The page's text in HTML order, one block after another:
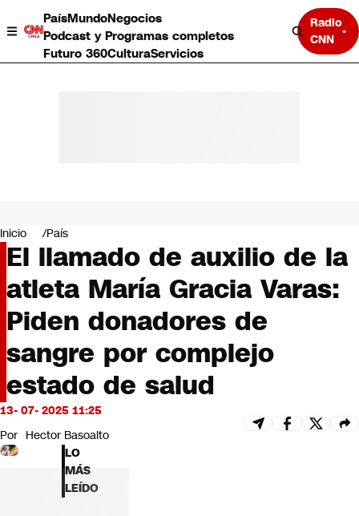
PaísMundoNegocios
Podcast y Programas completos
Futuro 360CulturaServicios
Radio
CNN
Negocios
Deportes
Programas completos
Cultura
Servicios
Bits
CNN tiempo
Futuro 360
Opinión
Inicio País
El llamado de auxilio de la
atleta María Gracia Varas:
Piden donadores de
sangre por complejo
estado de salud
13- 07- 2025 11:25
Por Hector Basoalto
LO
MÁS
LEÍDO